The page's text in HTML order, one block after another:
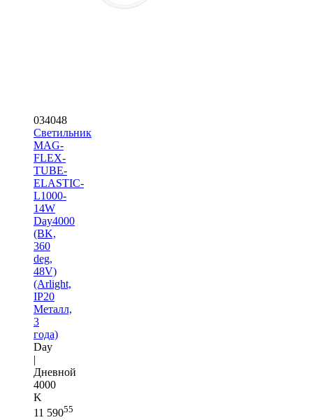
034048
Светильник
MAG-
FLEX-
TUBE-
ELASTIC-
L1000-
14W
Day4000
(BK,
360
deg,
48V)
(Arlight,
IP20
Металл,
3
года)
Day
|
Дневной
4000
K
11 59055